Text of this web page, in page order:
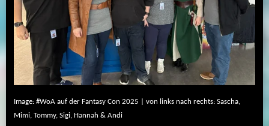
Image: #WoA auf der Fantasy Con 2025 | von links nach rechts: Sascha,
Mimi, Tommy, Sigi, Hannah & Andi